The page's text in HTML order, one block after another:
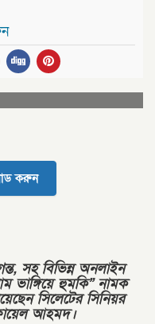
করুন
সহ বিভিন্ন অনলাইন
ভাঙ্গিয়ে হুমকি” নামক
সিলেটের সিনিয়র
আহমদ।